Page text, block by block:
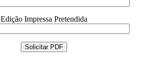
Edição Impressa Pretendida